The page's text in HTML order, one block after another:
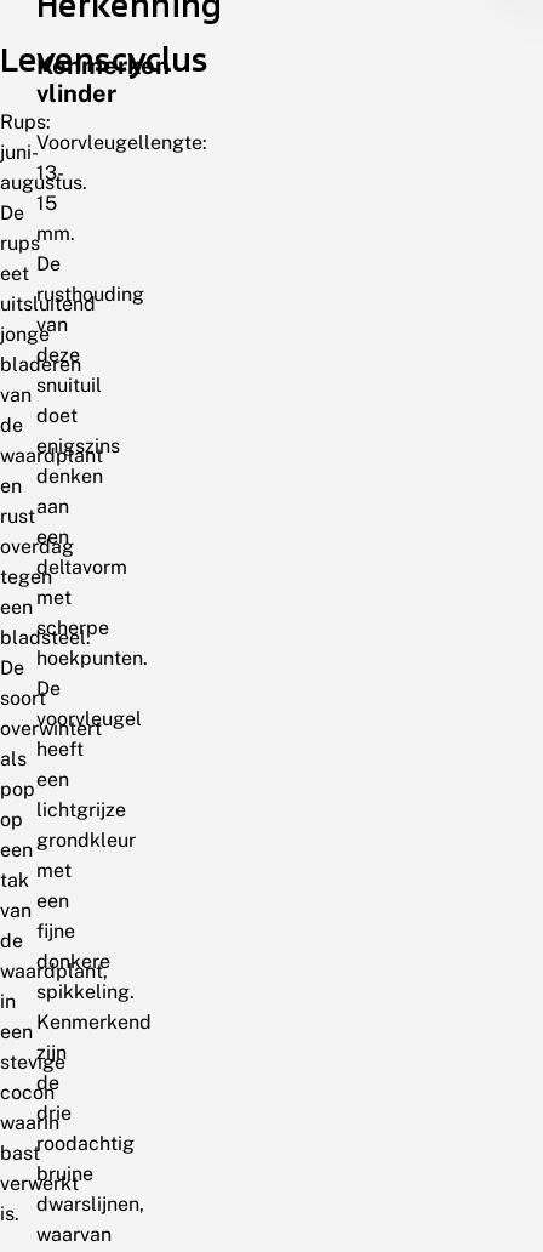
Levenscyclus
Rups:
juni-
augustus.
De
rups
eet
uitsluitend
jonge
bladeren
van
de
waardplant
en
rust
overdag
tegen
een
bladsteel.
De
soort
overwintert
als
pop
op
een
tak
van
de
waardplant,
in
een
stevige
cocon
waarin
bast
verwerkt
is.
Kenmerken
vlinder
Voorvleugellengte:
13-
15
mm.
De
rusthouding
van
deze
snuituil
doet
enigszins
denken
aan
een
deltavorm
met
scherpe
hoekpunten.
De
voorvleugel
heeft
een
lichtgrijze
grondkleur
met
een
fijne
donkere
spikkeling.
Kenmerkend
zijn
de
drie
roodachtig
bruine
dwarslijnen,
waarvan